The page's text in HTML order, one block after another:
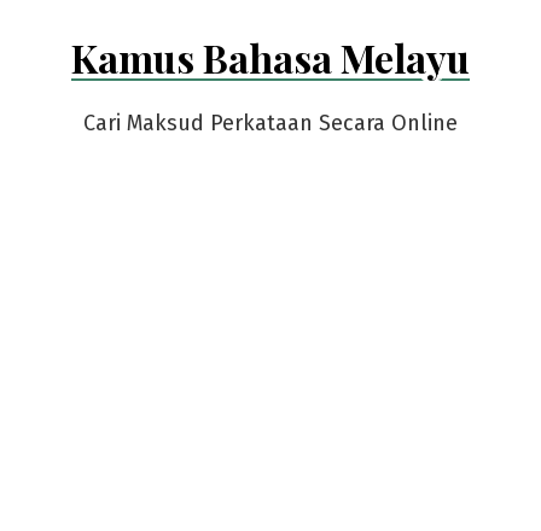
Kamus Bahasa Melayu
Cari Maksud Perkataan Secara Online